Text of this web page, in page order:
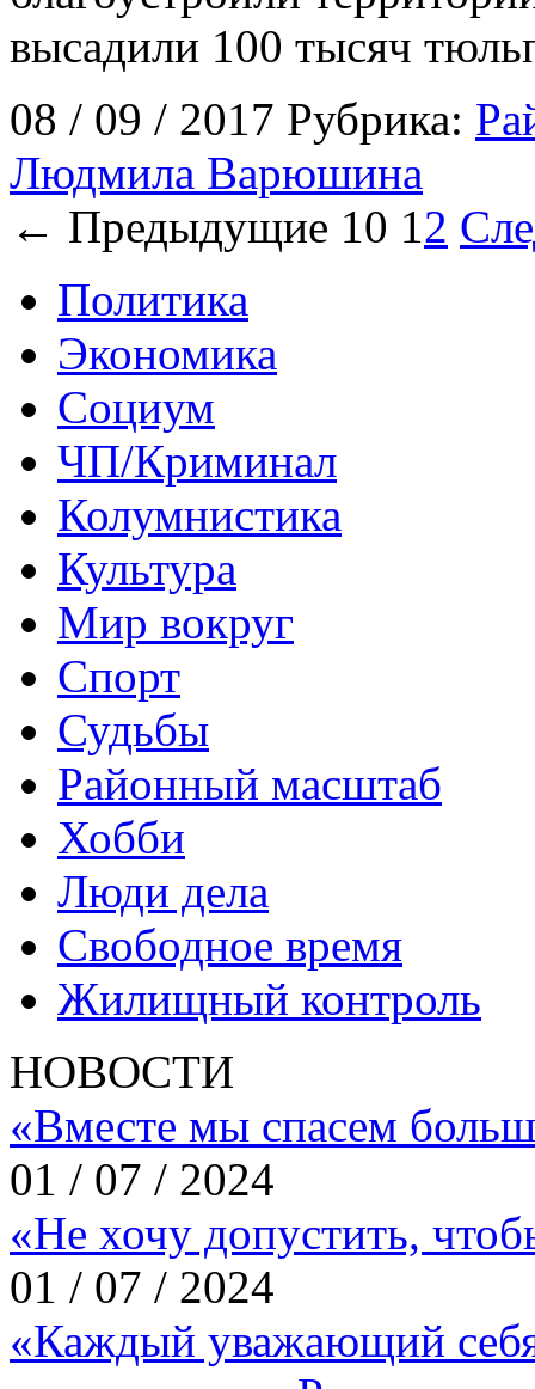
высадили 100 тысяч
08 / 09 / 2017 Рубрика:
Людмила Варюшина
← Предыдущие 10 12
Политика
Экономика
Социум
ЧП/Криминал
Колумнистика
Культура
Мир вокруг
Спорт
Судьбы
Районный масштаб
Хобби
Люди дела
Свободное время
Жилищный контроль
НОВОСТИ
«Вместе мы спасем
01 / 07 / 2024
«Не хочу допустить,
01 / 07 / 2024
«Каждый уважающий